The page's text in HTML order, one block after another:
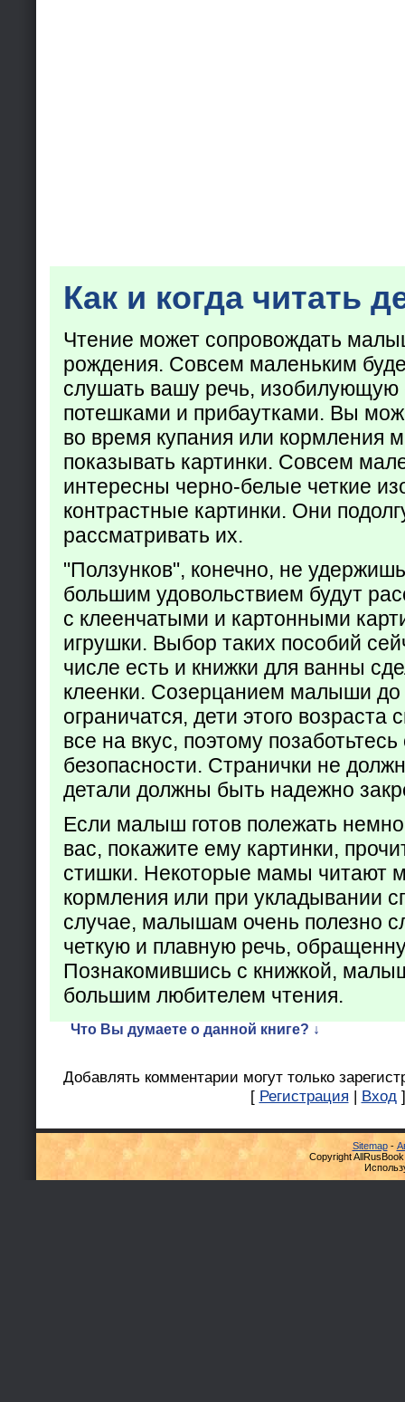
Как и когда читать
Чтение может сопровождать
рождения. Совсем маленьким
слушать вашу речь,
потешками и прибаутками. Вы
во время купания или кормления
показывать картинки. Совсем
интересны черно-белые четкие
контрастные картинки. Они
рассматривать их.
"Ползунков", конечно, не
большим удовольствием будут
с клеенчатыми и картонными
игрушки. Выбор таких пособий
числе есть и книжки для ванны
клеенки. Созерцанием малыши до
ограничатся, дети этого возраста
все на вкус, поэтому позаботьтесь
безопасности. Странички не
детали должны быть надежно
Если малыш готов полежать
вас, покажите ему картинки,
стишки. Некоторые мамы читают
кормления или при укладывании
случае, малышам очень полезно
четкую и плавную речь,
Познакомившись с книжкой,
большим любителем чтения.
Что Вы думаете о данной книге? ↓
Добавлять комментарии могут только
[ Регистрация | Вход ]
Sitemap-
Copyright